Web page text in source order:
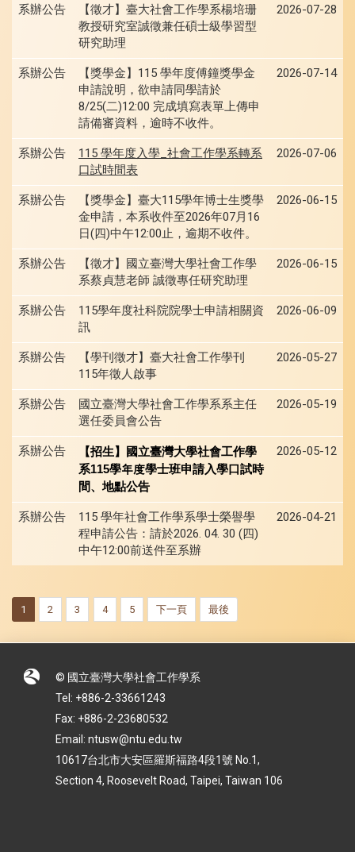
系辦公告
【徵才】臺大社會工作學系楊培珊
教授研究室誠徵兼任碩士級學習型
研究助理
2026-07-28
系辦公告
【獎學金】115 學年度傅鐘獎學金
申請說明，欲申請同學請於
8/25(二)12:00 完成填寫表單上傳申
請備審資料，逾時不收件。
2026-07-14
系辦公告 115 學年度入學_社會工作學系轉系
口試時間表
2026-07-06
系辦公告
【獎學金】臺大115學年博士生獎學
金申請，本系收件至2026年07月16
日(四)中午12:00止，逾期不收件。
2026-06-15
系辦公告
【徵才】國立臺灣大學社會工作學
系蔡貞慧老師 誠徵專任研究助理
2026-06-15
系辦公告
115學年度社科院院學士申請相關資
訊
2026-06-09
系辦公告
【學刊徵才】臺大社會工作學刊
115年徵人啟事
2026-05-27
系辦公告
國立臺灣大學社會工作學系系主任
選任委員會公告
2026-05-19
系辦公告 【招生】
國立臺灣大學社會工作學
系115學年度學士班申請入學口試時
間、地點公告
2026-05-12
系辦公告
115 學年社會工作學系學士榮譽學
程申請公告：請於2026. 04. 30 (四)
中午12:00前送件至系辦
2026-04-21
1 2 3 4 5 下一頁 最後
© 國立臺灣大學社會工作學系
Tel: +886-2-33661243
Fax: +886-2-23680532
Email: ntusw@ntu.edu.tw
10617台北市大安區羅斯福路4段1號 No.1,
Section 4, Roosevelt Road, Taipei, Taiwan 106